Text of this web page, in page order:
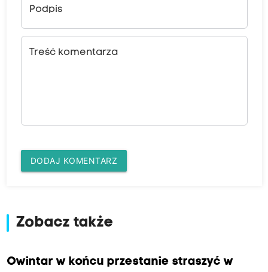
Podpis
Treść komentarza
DODAJ KOMENTARZ
Zobacz także
Owintar w końcu przestanie straszyć w